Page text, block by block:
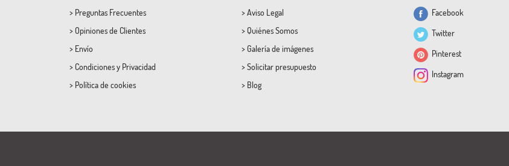
> Preguntas Frecuentes
> Opiniones de Clientes
> Envío
> Condicionesy Privacidad
> Política de cookies
> Aviso Legal
> Quiénes Somos
> Galería de imágenes
> Solicitar presupuesto
> Blog
Facebook
Twitter
Pinterest
Instagram